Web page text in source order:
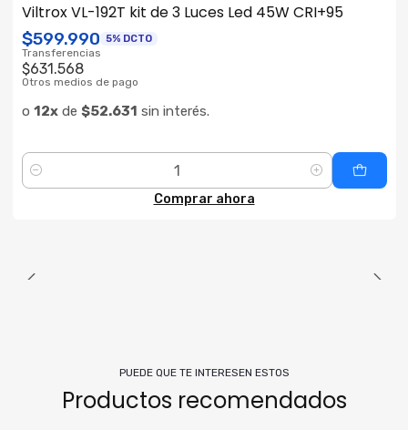
Viltrox VL-192T kit de 3 Luces Led 45W CRI+95
$599.990 5% DCTO
Transferencias
$631.568
Otros medios de pago
o 12xde $52.631 sin interés.
Cantidad
Comprar ahora
PUEDE QUE TE INTERESEN ESTOS
Productos recomendados